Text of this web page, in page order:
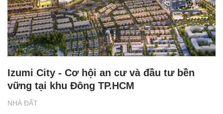
NHÀ ĐẤT
Izumi City - Cơ hội an cư và đầu tư bền
vững tại khu Đông TP.HCM